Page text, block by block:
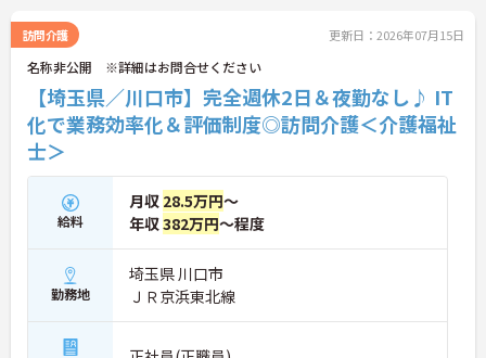
分に活かし、ご自身の生活も大切にしながら長期的
に活躍できるおすすめの環境です。
★おすすめPOINT★
【安定した経営基盤とキャリア支援】
・全国140以上の施設を展開し連続増収を続ける安
定法人が運営しています
・資格取得支援や職種別研修制度があり有資格者の
・昇格実績もあり頑張りがしっかり評価される風通
しの良い環境です
・最新の見守りシステム導入により夜勤時の巡視の
手間を大きく軽減しています
・機器の導入にあたっては誰でも使いこなせるよう
丁寧な指導を実施しています
【生活を支える充実の福利厚生】
訪問介護 更新日：2026年07月15日
名称非公開 ※詳細はお問合せください
【埼玉県／川口市】完全週休2日＆夜勤なし♪ IT
化で業務効率化＆評価制度◎訪問介護＜介護福祉
士＞
給料
月収 28.5万円～
年収382万円～程度
勤務地
埼玉県 川口市
ＪＲ京浜東北線